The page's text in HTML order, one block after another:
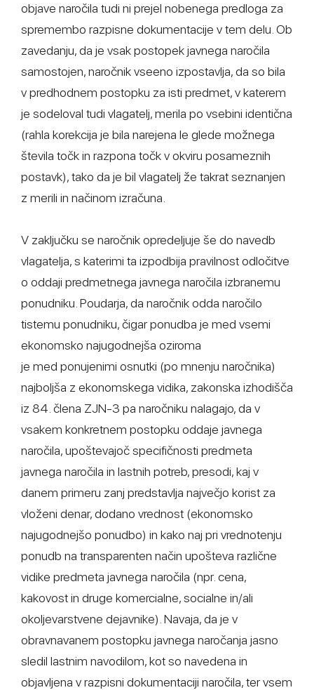
objave naročila tudi ni prejel nobenega predloga za
spremembo razpisne dokumentacije v tem delu. Ob
zavedanju, da je vsak postopek javnega naročila
samostojen, naročnik vseeno izpostavlja, da so bila
v predhodnem postopku za isti predmet, v katerem
je sodeloval tudi vlagatelj, merila po vsebini identična
(rahla korekcija je bila narejena le glede možnega
števila točk in razpona točk v okviru posameznih
postavk), tako da je bil vlagatelj že takrat seznanjen
z merili in načinom izračuna.
V zaključku se naročnik opredeljuje še do navedb
vlagatelja, s katerimi ta izpodbija pravilnost odločitve
o oddaji predmetnega javnega naročila izbranemu
ponudniku. Poudarja, da naročnik odda naročilo
tistemu ponudniku, čigar ponudba je med vsemi
ekonomsko najugodnejša oziroma
je med ponujenimi osnutki (po mnenju naročnika)
najboljša z ekonomskega vidika, zakonska izhodišča
iz 84. člena ZJN-3 pa naročniku nalagajo, da v
vsakem konkretnem postopku oddaje javnega
naročila, upoštevajoč specifičnosti predmeta
javnega naročila in lastnih potreb, presodi, kaj v
danem primeru zanj predstavlja največjo korist za
vloženi denar, dodano vrednost (ekonomsko
najugodnejšo ponudbo) in kako naj pri vrednotenju
ponudb na transparenten način upošteva različne
vidike predmeta javnega naročila (npr. cena,
kakovost in druge komercialne, socialne in/ali
okoljevarstvene dejavnike). Navaja, da je v
obravnavanem postopku javnega naročanja jasno
sledil lastnim navodilom, kot so navedena in
objavljena v razpisni dokumentaciji naročila, ter vsem